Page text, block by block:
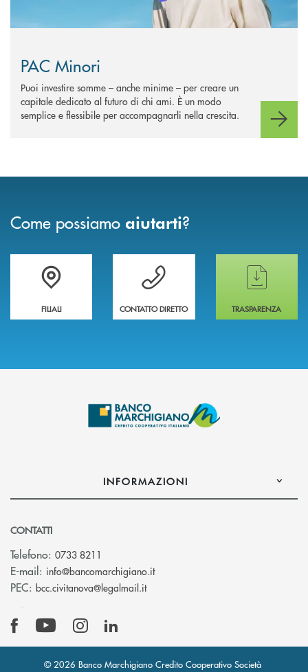
PAC Minori
Puoi investire somme – anche minime – per creare un
capitale dedicato al futuro di chi ami. È un modo
semplice e flessibile per accompagnarli nella crescita.
Come possiamo aiutarti?
Trova la filiale più vicina a te
FILIALI
Hai bisogno di assistenza immediata ?
CONTATTO DIRETTO
Hai bisogno di
TRASPARENZA
INFORMAZIONI
CONTATTI
Telefono: 0733 8211
E-mail: info@bancomarchigiano.it(si apre l’app di posta
PEC: bcc.civitanova@legalmail.it(si apre l’app di posta elettronica)
© 2026 Banco Marchigiano Credito Cooperativo Società